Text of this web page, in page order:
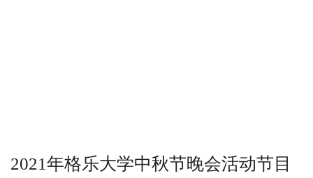
2021年格乐大学中秋节晚会活动节目